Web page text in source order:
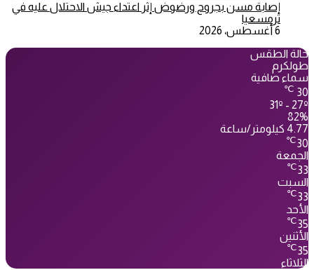
إصابة مسن بجروح ورضوض إثر اعتداء جيش الاحتلال عليه في
ترمسعيا
6 أغسطس، 2026
حالة الطقس
طولكرم
سماء صافية
30
℃
31º - 27º
82%
4.77 كيلومتر/ساعة
30
℃
الجمعة
33
℃
السبت
33
℃
الأحد
35
℃
الأثنين
35
℃
الثلاثاء